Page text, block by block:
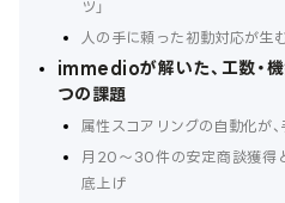
ツ」
人の手に頼った初動対応が生
immedioが解いた、工数・
つの課題
属性スコアリングの自動化が
月20〜30件の安定商談獲得
底上げ